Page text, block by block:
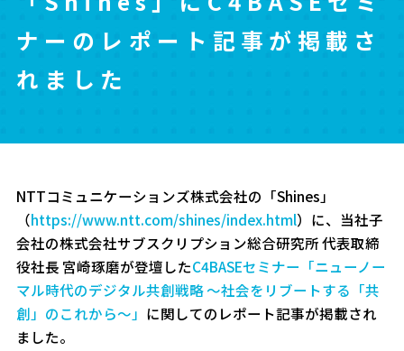
ナーのレポート記事が掲載さ
れました
NTTコミュニケーションズ株式会社の「Shines」
（https://www.ntt.com/shines/index.html）に、当社子
会社の株式会社サブスクリプション総合研究所 代表取締
役社長 宮崎琢磨が登壇したC4BASEセミナー「ニューノー
マル時代のデジタル共創戦略 ～社会をリブートする「共
創」のこれから～」 に関してのレポート記事が掲載され
ました。